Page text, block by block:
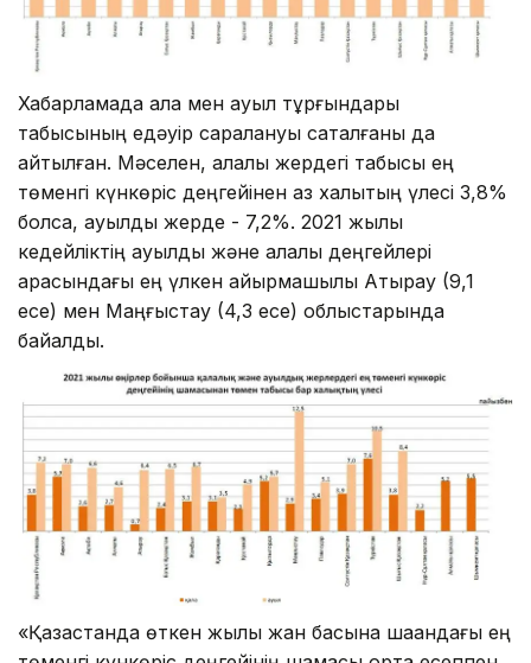
Хабарламада қала мен ауыл тұрғындары
табысының едәуір саралануы сақталғаны да
айтылған. Мәселен, қалалық жердегі табысы ең
төменгі күнкөріс деңгейінен аз халықтың үлесі 3,8%
болса, ауылдық жерде - 7,2%. 2021 жылы
кедейліктің ауылдық және қалалық деңгейлері
арасындағы ең үлкен айырмашылық Атырау (9,1
есе) мен Маңғыстау (4,3 есе) облыстарында
байқалды.
«Қазақстанда өткен жылы жан басына шаққандағы ең